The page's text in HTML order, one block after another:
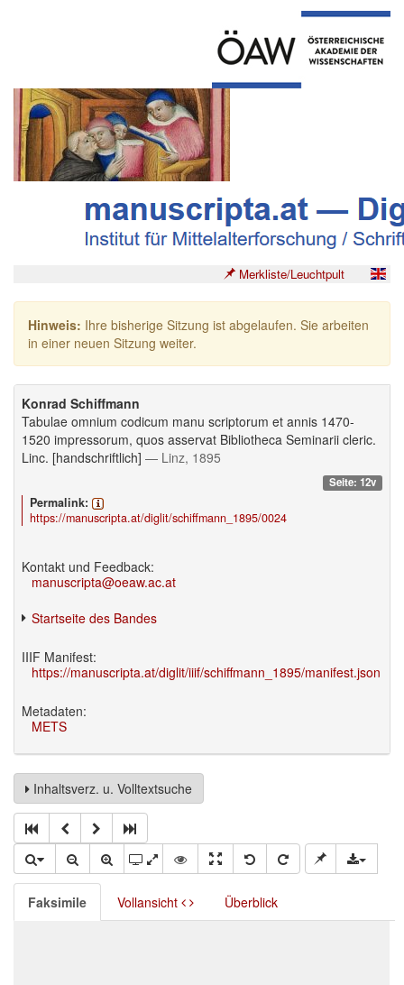
Merkliste/Leuchtpult
Hinweis: Ihre bisherige Sitzung ist abgelaufen. Sie arbeiten
in einer neuen Sitzung weiter.
Konrad Schiffmann
Tabulae omnium codicum manu scriptorum et annis 1470-
1520 impressorum, quos asservat Bibliotheca Seminarii cleric.
Linc. [handschriftlich] — Linz, 1895
Seite: 12v
Permalink:
https://manuscripta.at/diglit/schiffmann_1895/0024
Kontakt und Feedback:
manuscripta@oeaw.ac.at
Startseite des Bandes
IIIF Manifest:
https://manuscripta.at/diglit/iiif/schiffmann_1895/manifest.json
Metadaten:
METS
Inhaltsverz. u. Volltextsuche
Faksimile Vollansicht Überblick